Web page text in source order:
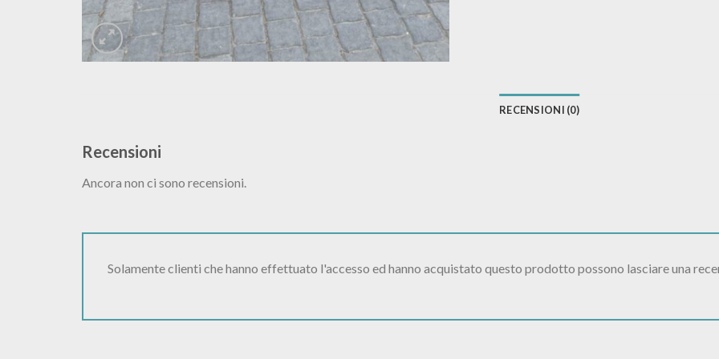
RECENSIONI (0)
Recensioni
Ancora non ci sono recensioni.
Solamente clienti che hanno effettuato l'accesso ed hanno acquistato questo prodotto possono lasciare una